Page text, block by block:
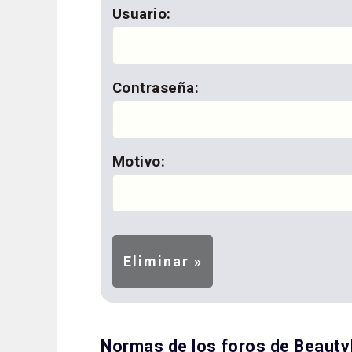
Usuario:
Contraseña:
Motivo:
Normas de los foros de